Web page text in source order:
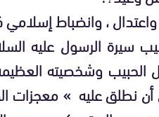
، وانضباط
سيرة الرسول عليه
الحبيب وشخصيته
أن نطلق عليه » معجزات